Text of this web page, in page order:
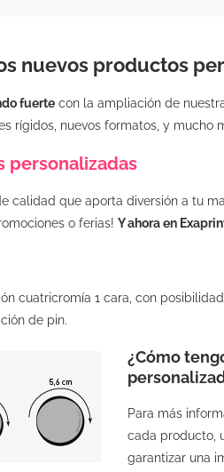
nuevos productos
fuerte con la ampliación de
rígidos, nuevos formatos, y mucho
personalizadas
calidad que aporta diversión a tu
o ferias! Y ahora en
cuatricromía 1 cara, con
de pin.
¿Cómo
Para más
cada producto,
garantizar una